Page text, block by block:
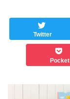
Twitter
Pocket